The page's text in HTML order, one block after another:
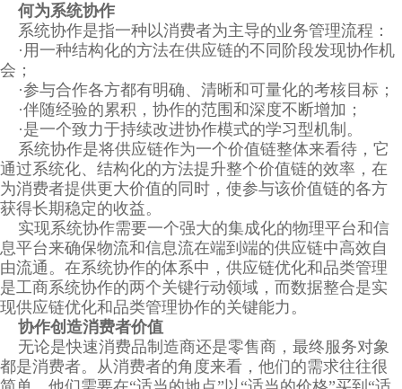
何为系统协作
系统协作是指一种以消费者为主导的业务管理流程：
·用一种结构化的方法在供应链的不同阶段发现协作机
会；
·参与合作各方都有明确、清晰和可量化的考核目标；
·伴随经验的累积，协作的范围和深度不断增加；
·是一个致力于持续改进协作模式的学习型机制。
系统协作是将供应链作为一个价值链整体来看待，它
通过系统化、结构化的方法提升整个价值链的效率，在
为消费者提供更大价值的同时，使参与该价值链的各方
获得长期稳定的收益。
实现系统协作需要一个强大的集成化的物理平台和信
息平台来确保物流和信息流在端到端的供应链中高效自
由流通。在系统协作的体系中，供应链优化和品类管理
是工商系统协作的两个关键行动领域，而数据整合是实
现供应链优化和品类管理协作的关键能力。
协作创造消费者价值
无论是快速消费品制造商还是零售商，最终服务对象
都是消费者。从消费者的角度来看，他们的需求往往很